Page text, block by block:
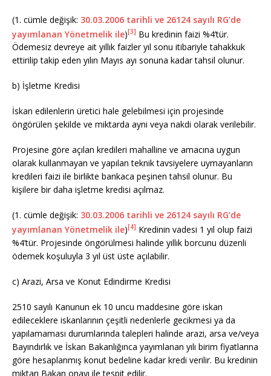
(1. cümle değişik: 30.03.2006 tarihli ve 26124 sayılı RG’de
yayımlanan Yönetmelik ile)[3] Bu kredinin faizi %4’tür.
Ödemesiz devreye ait yıllık faizler yıl sonu itibariyle tahakkuk
ettirilip takip eden yılın Mayıs ayı sonuna kadar tahsil olunur.
b) İşletme Kredisi
İskan edilenlerin üretici hale gelebilmesi için projesinde
öngörülen şekilde ve miktarda ayni veya nakdi olarak verilebilir.
Projesine göre açılan kredileri mahalline ve amacına uygun
olarak kullanmayan ve yapılan teknik tavsiyelere uymayanların
kredileri faizi ile birlikte bankaca peşinen tahsil olunur. Bu
kişilere bir daha işletme kredisi açılmaz.
(1. cümle değişik: 30.03.2006 tarihli ve 26124 sayılı RG’de
yayımlanan Yönetmelik ile)[4] Kredinin vadesi 1 yıl olup faizi
%4’tür. Projesinde öngörülmesi halinde yıllık borcunu düzenli
ödemek koşuluyla 3 yıl üst üste açılabilir.
c) Arazi, Arsa ve Konut Edindirme Kredisi
2510 sayılı Kanunun ek 10 uncu maddesine göre iskan
edileceklere iskanlarının çeşitli nedenlerle gecikmesi ya da
yapılamaması durumlarında talepleri halinde arazi, arsa ve/veya
Bayındırlık ve İskan Bakanlığınca yayımlanan yılı birim fiyatlarına
göre hesaplanmış konut bedeline kadar kredi verilir. Bu kredinin
miktarı Bakan onayı ile tespit edilir.